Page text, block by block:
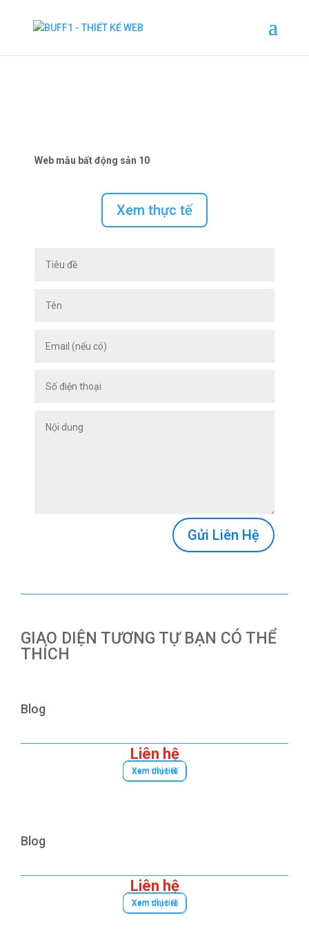
Web mẫu bất động sản 10
Xem thực tế
Gửi Liên Hệ
GIAO DIỆN TƯƠNG TỰ BẠN CÓ THỂ
THÍCH
Blog
Liên hệ
Xem chi tiết
Xem thực tế
Blog
Liên hệ
Xem chi tiết
Xem thực tế